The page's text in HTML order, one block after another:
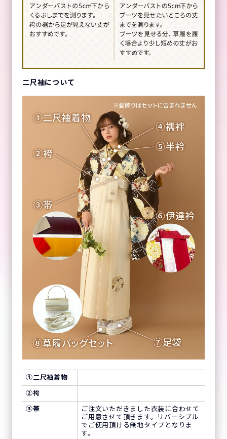
二尺袖について
①二尺袖着物
②袴
③帯
ご注文いただきました衣装に合わせて
ご用意させて頂きます。リバーシブル
でご使用頂ける無地タイプとなりま
す。